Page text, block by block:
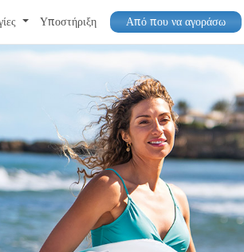
Υποστήριξη Από που να αγοράσω